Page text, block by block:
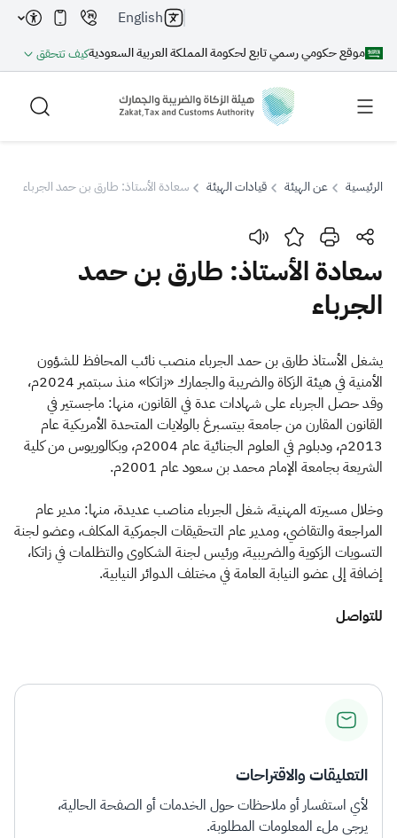
موقع حكومي رسمي تابع لحكومة المملكة العربية السعوديةكيف تتحقق
English
بحث
بحث
اقتراحات
الزكاة الجمارك
ضريبة القيمة المضافة
الإقرار الضريبي
التصرفات العقارية
الرئيسية عن الهيئة قيادات الهيئة سعادة الأستاذ: طارق بن حمد الجرباء
سعادة الأستاذ: طارق بن حمد
الجرباء
​يشغل الأستاذ طارق بن حمد الجرباء منصب نائب المحافظ للشؤون
الأمنية في هيئة الزكاة والضريبة والجمارك «زاتكا» منذ سبتمبر 2024م،
وقد حصل الجرباء على شهادات عدة في القانون، منها: ماجستير في
القانون المقارن من جامعة بيتسبرغ بالولايات المتحدة الأمريكية عام
2013م، ودبلوم في العلوم الجنائية عام 2004م، وبكالوريوس من كلية
الشريعة بجامعة الإمام محمد بن سعود عام 2001م.
وخلال مسيرته المهنية، شغل الجرباء مناصب عديدة، منها: مدير عام
المراجعة والتقاضي، ومدير عام التحقيقات الجمركية المكلف، وعضو لجنة
التسويات الزكوية والضريبية، ورئيس لجنة الشكاوى والتظلمات في زاتكا،
إضافة إلى عضو النيابة العامة في مختلف الدوائر النيابية.
للتوا​صل
التعليقات والاقتراحات
لأي استفسار أو ملاحظات حول الخدمات أو الصفحة الحالية،
يرجى ملء المعلومات المطلوبة.